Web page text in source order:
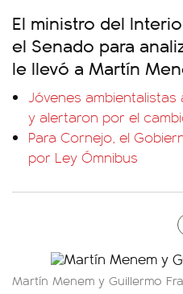
El ministro del
el Senado para
le llevó a Martín
Jóvenes
y alertaron por el
Para Cornejo, el
por Ley Ómnibus
Martín Menem y Guillermo